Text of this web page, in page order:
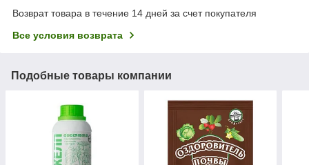
Возврат товара в течение 14 дней за счет покупателя
Все условия возврата
Подобные товары компании